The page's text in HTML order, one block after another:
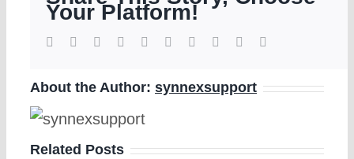
efortuna
w
zakładach
Your Platform!
Facebook
TwitterReddit LinkedInWhatsApp
TumblrPinterest Xing
About the Author: synnexsupport
Related Posts